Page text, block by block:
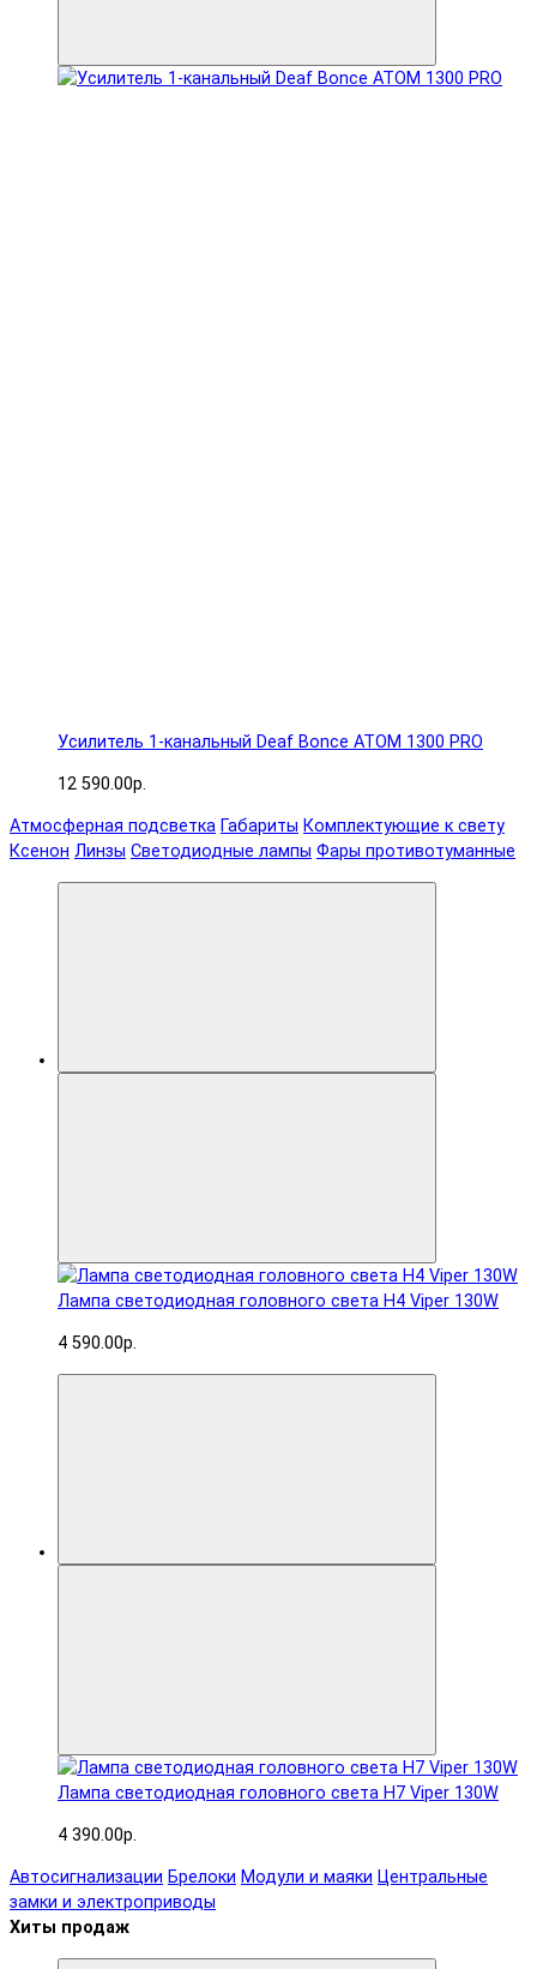
Усилитель 1-канальный Deaf Bonce ATOM 1300 PRO
12 590.00р.
Атмосферная подсветка Габариты Комплектующие к свету
Ксенон Линзы Светодиодные лампы Фары противотуманные
Лампа светодиодная головного света H4 Viper 130W
4 590.00р.
Лампа светодиодная головного света H7 Viper 130W
4 390.00р.
Автосигнализации Брелоки Модули и маяки Центральные
замки и электроприводы
Хиты продаж